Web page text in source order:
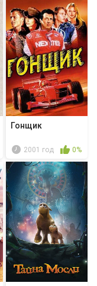
Гонщик
2001 год 0%